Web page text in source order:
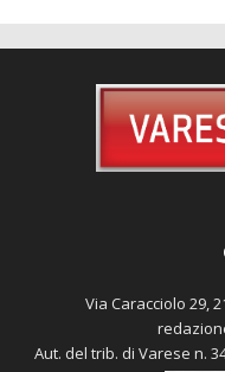
Via Caracciolo 29,
Aut. del trib. di Varese n.